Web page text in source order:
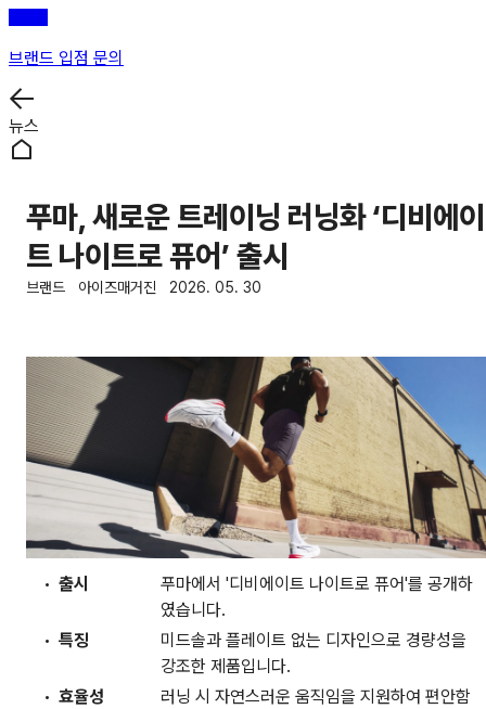
브랜드 입점 문의
뉴스
푸마, 새로운 트레이닝 러닝화 ‘디비에이
트 나이트로 퓨어’ 출시
브랜드 아이즈매거진 2026. 05. 30
출시
푸마에서 '디비에이트 나이트로 퓨어'를 공개하
였습니다.
특징
미드솔과 플레이트 없는 디자인으로 경량성을
강조한 제품입니다.
효율성
러닝 시 자연스러운 움직임을 지원하여 편안함